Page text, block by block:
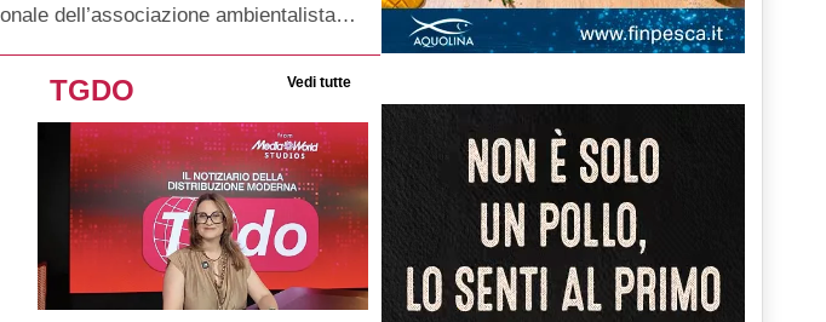
dell’associazione ambientalista…
TGDO Vedi tutte